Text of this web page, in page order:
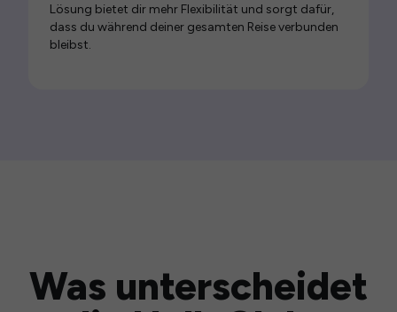
Lösung bietet dir mehr Flexibilität und sorgt dafür,
dass du während deiner gesamten Reise verbunden
bleibst.
Was unterscheidet